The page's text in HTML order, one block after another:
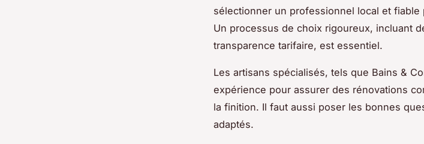
sélectionner un professionnel local et fiable
Un processus de choix rigoureux, incluant
transparence tarifaire, est essentiel.
Les artisans spécialisés, tels que Bains &
expérience pour assurer des rénovations
la finition. Il faut aussi poser les bonnes
adaptés.